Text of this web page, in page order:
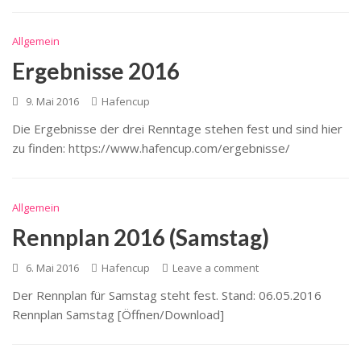
Allgemein
Ergebnisse 2016
9. Mai 2016 Hafencup
Die Ergebnisse der drei Renntage stehen fest und sind hier
zu finden: https://www.hafencup.com/ergebnisse/
Allgemein
Rennplan 2016 (Samstag)
6. Mai 2016 Hafencup Leave a comment
Der Rennplan für Samstag steht fest. Stand: 06.05.2016
Rennplan Samstag [Öffnen/Download]